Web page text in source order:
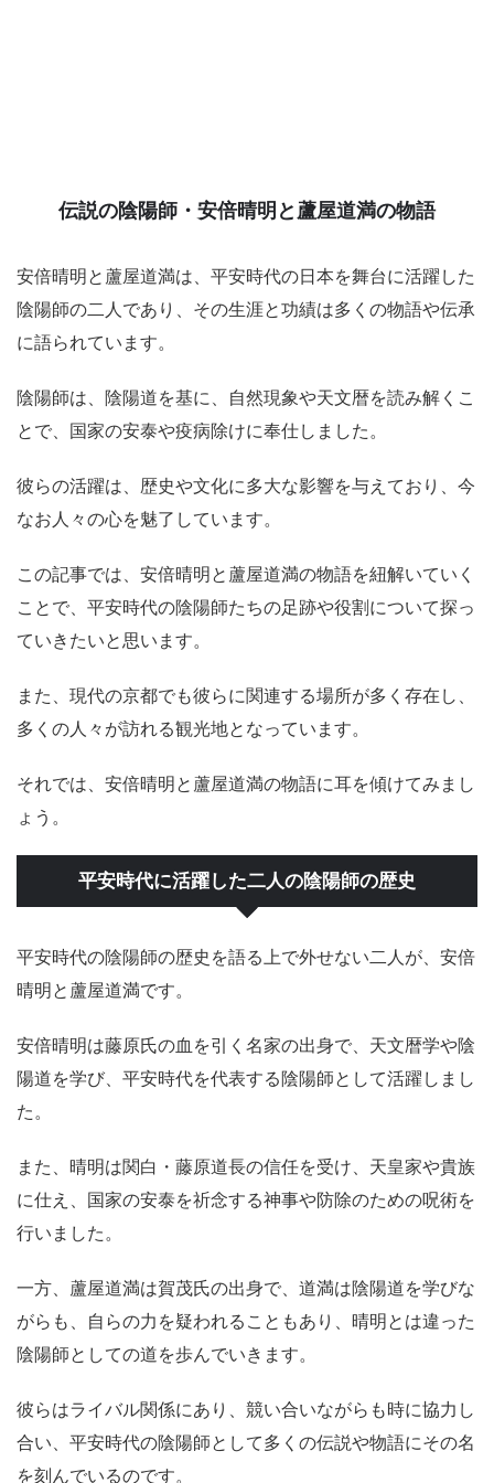
伝説の陰陽師・安倍晴明と蘆屋道満の物語
安倍晴明と蘆屋道満は、平安時代の日本を舞台に活躍した
陰陽師の二人であり、その生涯と功績は多くの物語や伝承
に語られています。
陰陽師は、陰陽道を基に、自然現象や天文暦を読み解くこ
とで、国家の安泰や疫病除けに奉仕しました。
彼らの活躍は、歴史や文化に多大な影響を与えており、今
なお人々の心を魅了しています。
この記事では、安倍晴明と蘆屋道満の物語を紐解いていく
ことで、平安時代の陰陽師たちの足跡や役割について探っ
ていきたいと思います。
また、現代の京都でも彼らに関連する場所が多く存在し、
多くの人々が訪れる観光地となっています。
それでは、安倍晴明と蘆屋道満の物語に耳を傾けてみまし
ょう。
平安時代に活躍した二人の陰陽師の歴史
平安時代の陰陽師の歴史を語る上で外せない二人が、安倍
晴明と蘆屋道満です。
安倍晴明は藤原氏の血を引く名家の出身で、天文暦学や陰
陽道を学び、平安時代を代表する陰陽師として活躍しまし
た。
また、晴明は関白・藤原道長の信任を受け、天皇家や貴族
に仕え、国家の安泰を祈念する神事や防除のための呪術を
行いました。
一方、蘆屋道満は賀茂氏の出身で、道満は陰陽道を学びな
がらも、自らの力を疑われることもあり、晴明とは違った
陰陽師としての道を歩んでいきます。
彼らはライバル関係にあり、競い合いながらも時に協力し
合い、平安時代の陰陽師として多くの伝説や物語にその名
を刻んでいるのです。